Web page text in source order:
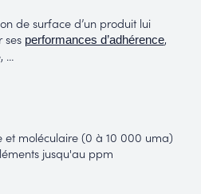
de surface d’un produit lui
ses performances d’adhérence,
…
et moléculaire (0 à 10 000 uma)
jusqu'au ppm